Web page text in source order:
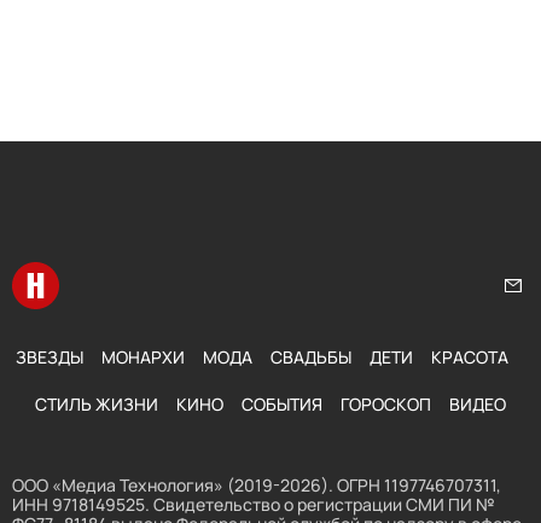
Перейти на главную
ЗВЕЗДЫ МОНАРХИ МОДА СВАДЬБЫ ДЕТИ КРАСОТА
СТИЛЬ ЖИЗНИ КИНО СОБЫТИЯ ГОРОСКОП ВИДЕО
ООО «Медиа Технология» (2019-2026). ОГРН 1197746707311,
ИНН 9718149525. Свидетельство о регистрации СМИ ПИ №